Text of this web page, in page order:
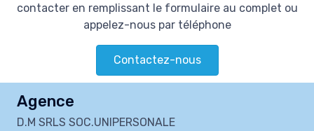
contacter en remplissant le formulaire au complet ou
appelez-nous par téléphone
Contactez-nous
Agence
D.M SRLS SOC.UNIPERSONALE